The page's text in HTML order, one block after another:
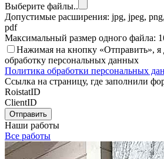
Выберите файлы..
Допустимые расширения: jpg, jpeg,
pdf
Максимальный размер одного файла:
Нажимая на кнопку «Отправить», я
обработку персональных данных
Политика обработки персональных
Ссылка на страницу, где заполнили
RoistatID
ClientID
Отправить
Наши работы
Все работы